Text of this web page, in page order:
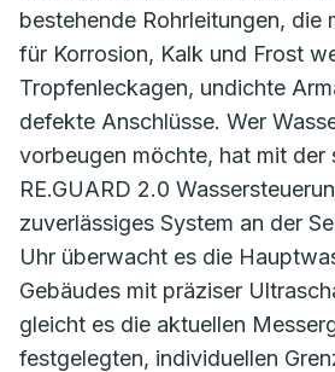
bestehende Rohrleitungen, die
für Korrosion, Kalk und Frost
Tropfenleckagen, undichte
defekte Anschlüsse. Wer
vorbeugen möchte, hat mit der
RE.GUARD 2.0
zuverlässiges System an der
Uhr überwacht es die
Gebäudes mit präziser
gleicht es die aktuellen
festgelegten, individuellen